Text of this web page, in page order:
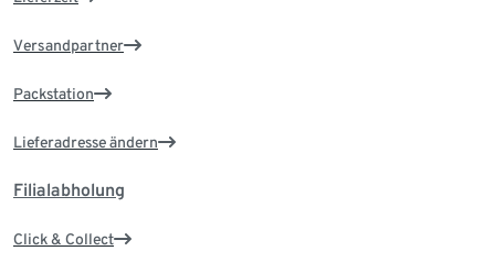
Versandpartner
Packstation
Lieferadresse ändern
Filialabholung
Click & Collect